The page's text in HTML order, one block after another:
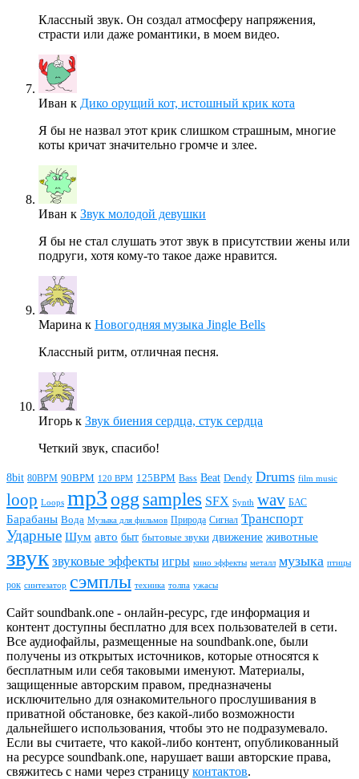
Классный звук. Он создал атмосферу напряжения,
страсти или даже романтики, в моем видео.
Иван к Дико орущий кот, истошный крик кота
Я бы не назвал этот крик слишком страшным, многие
коты кричат значительно громче и злее.
Иван к Звук молодой девушки
Я бы не стал слушать этот звук в присутствии жены или
подруги, хотя кому-то такое даже нравится.
Марина к Новогодняя музыка Jingle Bells
Классный ритм, отличная песня.
Игорь к Звук биения сердца, стук сердца
Четкий звук, спасибо!
8bit 80BPM 90BPM 120 BPM 125BPM Bass Beat Dendy Drums film music
loop Loops mp3 ogg samples SFX Synth wav БАС
Барабаны Вода Музыка для фильмов Природа Сигнал Транспорт
Ударные Шум авто быт бытовые звуки движение животные
звук звуковые эффекты игры кино эффекты металл музыка птицы
рок синтезатор сэмплы техника толпа ужасы
Сайт soundbank.one - онлайн-ресурс, где информация и
контент доступны бесплатно для всех пользователей в сети.
Все аудиофайлы, размещенные на soundbank.one, были
получены из открытых источников, которые относятся к
бесплатным или себя таковыми именуют. Материалы,
защищенные авторским правом, предназначены
исключительно для ознакомительного прослушивания в
приватной обстановке, без какой-либо возможности
дальнейшего использования, чтобы это не подразумевало.
Если вы считаете, что какой-либо контент, опубликованный
на ресурсе soundbank.one, нарушает ваши авторские права,
свяжитесь с нами через страницу контактов.